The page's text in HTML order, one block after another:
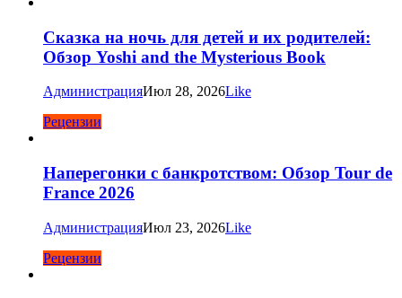
Сказка на ночь для детей и их родителей:
Обзор Yoshi and the Mysterious Book
АдминистрацияИюл 28, 2026Like
Рецензии
Наперегонки с банкротством: Обзор Tour de
France 2026
АдминистрацияИюл 23, 2026Like
Рецензии